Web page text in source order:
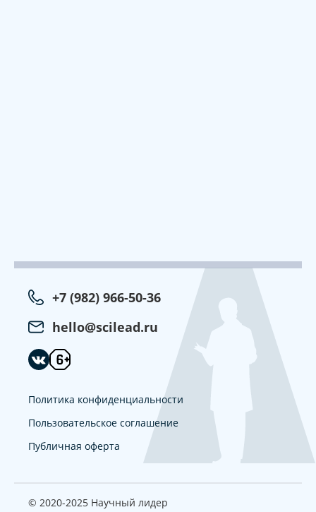
+7 (982) 966-50-36
hello@scilead.ru
Политика конфиденциальности
Пользовательское соглашение
Публичная оферта
© 2020-2025 Научный лидер